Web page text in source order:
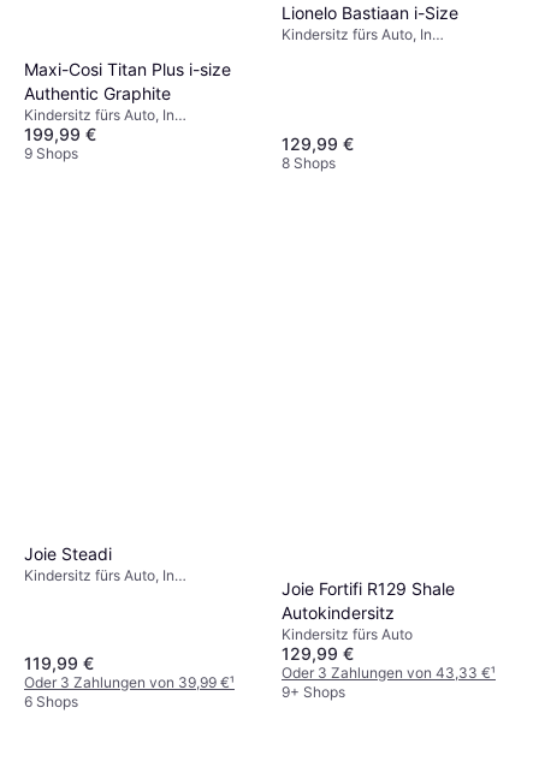
Maxi-Cosi Titan Plus i-size
Authentic Graphite
Kindersitz fürs Auto, In
Fahrtrichtung, UN R129, i-Size,
Seitlicher Aufprallschutz (ASIP),
199,99 €
9 Shops
Lionelo Bastiaan i-Size
Kindersitz fürs Auto, In
Verstellbare Kopfstütze, Seitlicher
Aufprallschutz (ASIP)
129,99 €
8 Shops
Joie Steadi
Kindersitz fürs Auto, In
inklusive, Seitlicher Aufprallschutz
(ASIP)
119,99 €
Oder 3 Zahlungen von 39,99 €¹
6 Shops
Joie Fortifi R129 Shale
Autokindersitz
Kindersitz fürs Auto
129,99 €
Oder 3 Zahlungen von 43,33 €¹
9+ Shops